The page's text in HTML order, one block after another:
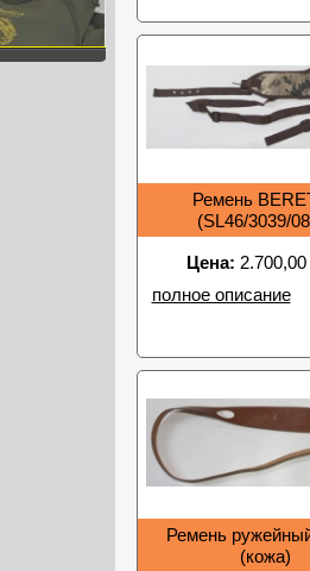
Ремень
(SL46/3039/
Цена:
полное описание
Ремень
(кожа)